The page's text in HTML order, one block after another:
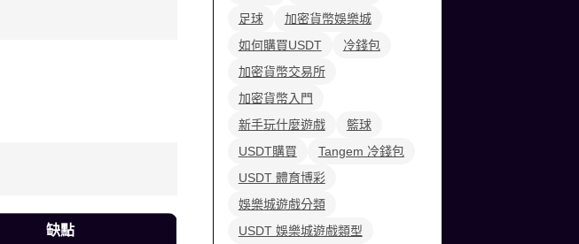
缺點
足球
加密貨幣娛樂城
如何購買USDT
冷錢包
加密貨幣交易所
加密貨幣入門
新手玩什麼遊戲
籃球
USDT購買
Tangem 冷錢包
USDT 體育博彩
娛樂城遊戲分類
USDT 娛樂城遊戲類型